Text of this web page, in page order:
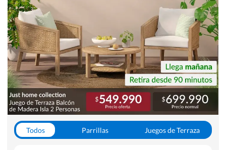
Todos Parrillas
Juegos de Terraza